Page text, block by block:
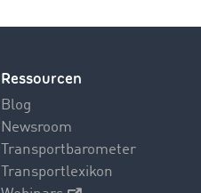
Ressourcen
Blog
Newsroom
Transportbarometer
Transportlexikon